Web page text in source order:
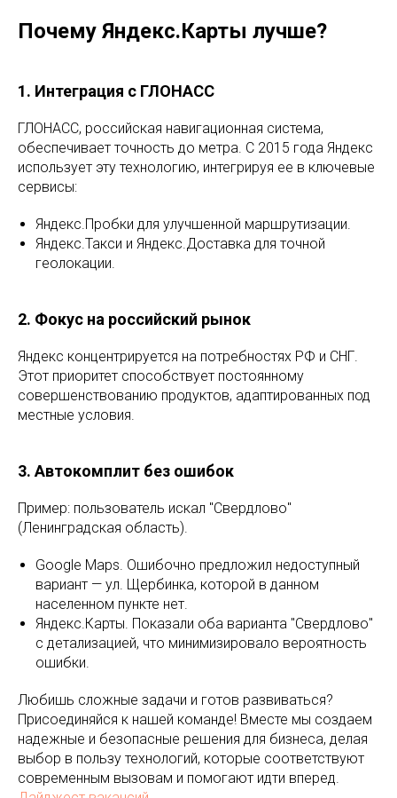
Почему Яндекс.Карты лучше?
1. Интеграция с ГЛОНАСС
ГЛОНАСС, российская навигационная система,
обеспечивает точность до метра. С 2015 года Яндекс
использует эту технологию, интегрируя ее в ключевые
сервисы:
Яндекс.Пробки для улучшенной маршрутизации.
Яндекс.Такси и Яндекс.Доставка для точной
геолокации.
2. Фокус на российский рынок
Яндекс концентрируется на потребностях РФ и СНГ.
Этот приоритет способствует постоянному
совершенствованию продуктов, адаптированных под
местные условия.
3. Автокомплит без ошибок
Пример: пользователь искал "Свердлово"
(Ленинградская область).
Google Maps. Ошибочно предложил недоступный
вариант — ул. Щербинка, которой в данном
населенном пункте нет.
Яндекс.Карты. Показали оба варианта "Свердлово"
с детализацией, что минимизировало вероятность
ошибки.
Любишь сложные задачи и готов развиваться?
Присоединяйся к нашей команде! Вместе мы создаем
надежные и безопасные решения для бизнеса, делая
выбор в пользу технологий, которые соответствуют
современным вызовам и помогают идти вперед.